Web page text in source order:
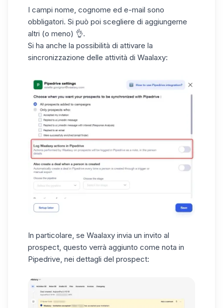
I campi nome, cognome ed e-mail sono
obbligatori. Si può poi scegliere di aggiungerne
altri (o meno) 👌.
Si ha anche la possibilità di attivare la
sincronizzazione delle attività di Waalaxy:
In particolare, se Waalaxy invia un invito al
prospect, questo verrà aggiunto come nota in
Pipedrive, nei dettagli del prospect: